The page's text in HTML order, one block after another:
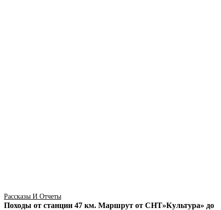
Рассказы И Отчеты
Походы от станции 47 км. Маршрут от СНТ»Культура» до